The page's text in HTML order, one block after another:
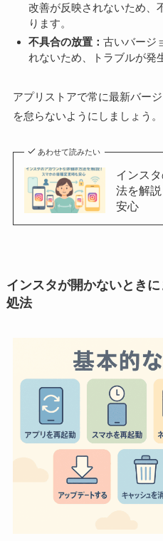
改善が反映されないため、
ります。
不具合の放置：古いバージ
れないため、トラブルが発
アプリストアで常に最新バー
を怠らないようにしましょう。
あわせて読みたい
インス
法を解
安心
インスタが開かないとき
処法